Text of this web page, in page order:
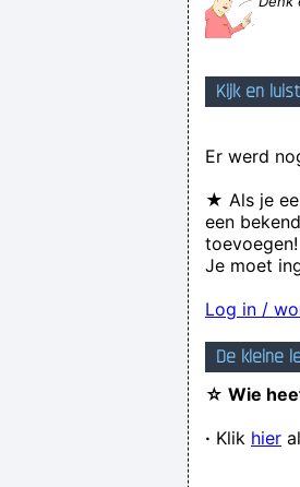
Kijk en
Er werd
★ Als je
een
toevoegen!
Je moet
Log in /
De kleine
☆ Wie
· Klik hier